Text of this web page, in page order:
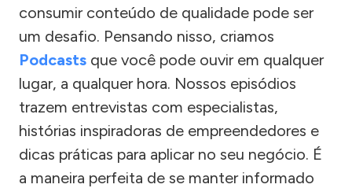
consumir conteúdo de qualidade pode ser
um desafio. Pensando nisso, criamos
Podcasts que você pode ouvir em qualquer
lugar, a qualquer hora. Nossos episódios
trazem entrevistas com especialistas,
histórias inspiradoras de empreendedores e
dicas práticas para aplicar no seu negócio. É
a maneira perfeita de se manter informado